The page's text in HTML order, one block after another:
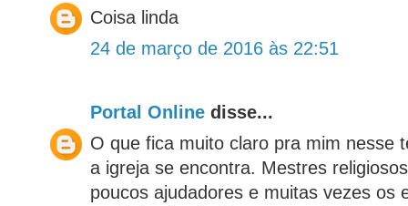
Coisa linda
24 de março de 2016 às 22:51
Portal Online disse...
O que fica muito claro pra mim nesse
a igreja se encontra. Mestres
poucos ajudadores e muitas vezes os